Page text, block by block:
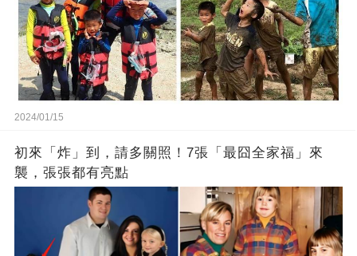
2024/01/15
初來「炸」到，請多關照！7張「最囧全家福」來
襲，張張都有亮點